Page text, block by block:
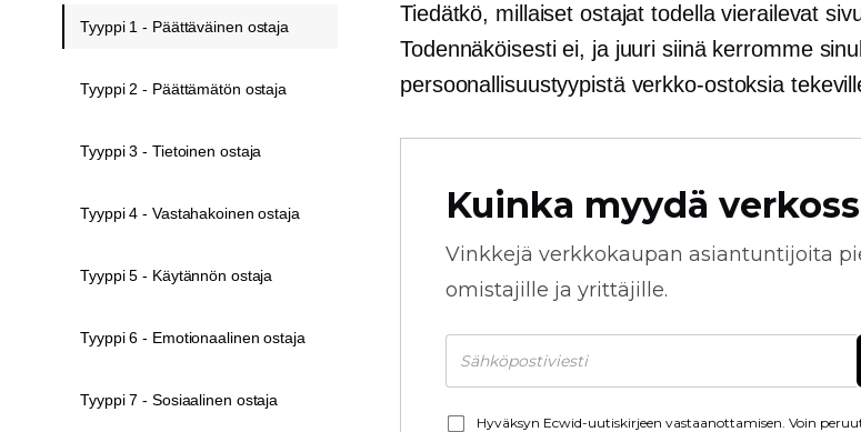
Tiedätkö, millaiset ostajat todella vierailevat
Todennäköisesti ei, ja juuri siinä kerromme
persoonallisuustyypistä verkko-ostoksia
Kuinka myydä
Vinkkejä verkkokaupan asiantuntijoita
omistajille ja yrittäjille.
Hyväksyn Ecwid-uutiskirjeen vastaanottamisen. Voin
Tyyppi 1 - Päättäväinen ostaja
Tyyppi 2 - Päättämätön ostaja
Tyyppi 3 - Tietoinen ostaja
Tyyppi 4 - Vastahakoinen ostaja
Tyyppi 5 - Käytännön ostaja
Tyyppi 6 - Emotionaalinen ostaja
Tyyppi 7 - Sosiaalinen ostaja